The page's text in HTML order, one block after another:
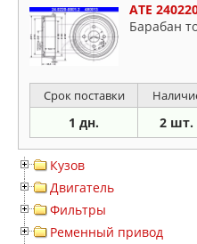
ATE
Барабан
Срок поставки
1 дн. 2 шт.
Кузов
Двигатель
Фильтры
Ременный привод